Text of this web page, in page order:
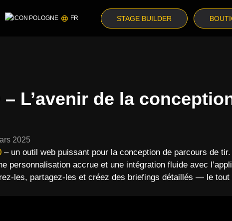
POLOGNE FR STAGE BUILDER
L’avenir de la
2025
– un outil web puissant pour la conception de parcours de
accrue et une intégration fluide avec
les, partagez-les et créez des briefings détaillés — le tout